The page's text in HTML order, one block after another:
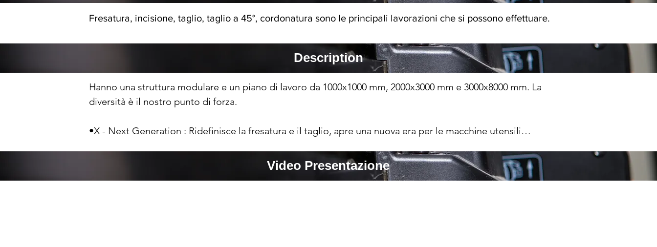
Fresatura, incisione, taglio, taglio a 45°, cordonatura sono le principali lavorazioni che si possono effettuare.
Description
Hanno una struttura modulare e un piano di lavoro da 1000x1000 mm, 2000x3000 mm e 3000x8000 mm. La
diversità è il nostro punto di forza.
•X - Next Generation : Ridefinisce la fresatura e il taglio, apre una nuova era per le macchine utensili
Video Presentazione